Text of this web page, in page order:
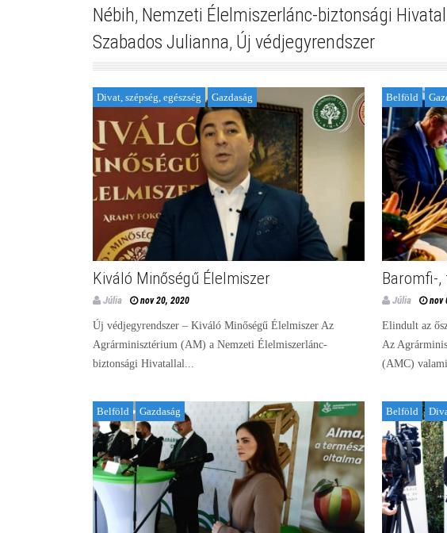
Nébih, Nemzeti Élelmiszerlánc-biztonsági
Szabados Julianna, Új védjegyrendszer
Divat, szépség, egészség Gazdaság
Kiváló Minőségű Élelmiszer
Júlia nov 20, 2020
Új védjegyrendszer – Kiváló Minőségű Élelmiszer Az
Agrárminisztérium (AM) a Nemzeti Élelmiszerlánc-
biztonsági Hivatallal...
Belföld
Baromfi-,
Júlia nov
Elindult az
Az
(AMC)
Belföld Gazdaság Belföld